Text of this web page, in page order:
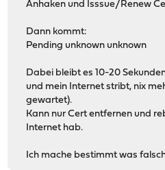
Anhaken und Isssue/Renew
Dann kommt:
Pending unknown unknown
Dabei bleibt es 10-20
und mein Internet stribt, nix
gewartet).
Kann nur Cert entfernen und
Internet hab.
Ich mache bestimmt was